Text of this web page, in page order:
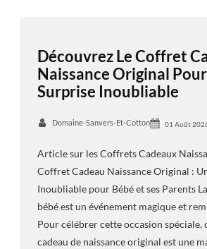
Découvrez Le Coffret
Naissance Original
Surprise Inoubliable
Domaine-Sanvers-Et-Cotton 01 Août
Article sur les Coffrets Cadeaux
Coffret Cadeau Naissance Original :
Inoubliable pour Bébé et ses Parents
bébé est un événement magique et
Pour célébrer cette occasion
cadeau de naissance original est une